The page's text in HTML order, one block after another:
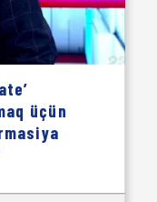
üçün